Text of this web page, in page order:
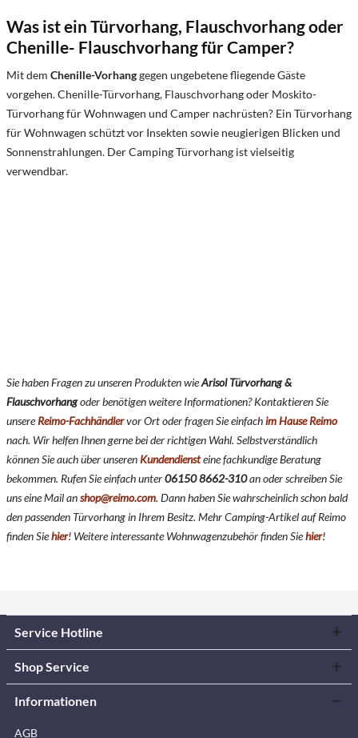
Was ist ein Türvorhang, Flauschvorhang oder
Chenille- Flauschvorhang für Camper?
Mit dem Chenille-Vorhanggegen ungebetene fliegende Gäste
vorgehen. Chenille-Türvorhang, Flauschvorhang oder Moskito-
Türvorhang für Wohnwagen und Camper nachrüsten? Ein Türvorhang
für Wohnwagen schützt vor Insekten sowie neugierigen Blicken und
Sonnenstrahlungen. Der Camping Türvorhang ist vielseitig
verwendbar.
Sie haben Fragen zu unseren Produkten wieArisol Türvorhang &
Flauschvorhangoder benötigen weitere Informationen? Kontaktieren Sie
unsereReimo-Fachhändlervor Ort oder fragen Sie einfachim Hause Reimo
nach. Wir helfen Ihnen gerne bei der richtigen Wahl. Selbstverständlich
können Sie auch über unseren Kundendiensteine fachkundige Beratung
bekommen. Rufen Sie einfach unter06150 8662-310an oder schreiben Sie
uns eine Mail anshop@reimo.com. Dann haben Sie wahrscheinlich schon bald
den passenden Türvorhang in Ihrem Besitz. Mehr Camping-Artikel auf Reimo
finden Siehier! Weitere interessante Wohnwagenzubehör finden Siehier!
Service Hotline
Shop Service
Informationen
AGB